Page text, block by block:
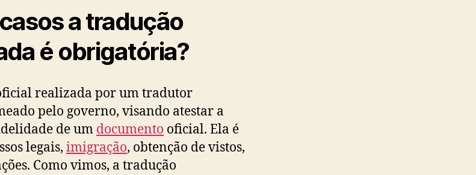
a tradução
é obrigatória?
realizada por um tradutor
pelo governo, visando atestar a
de um documento oficial. Ela é
legais, imigração, obtenção de vistos,
Como vimos, a tradução